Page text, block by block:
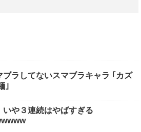
ブラしてないスマブラキャラ ｢カズ
｣
いや３連続はやばすぎる